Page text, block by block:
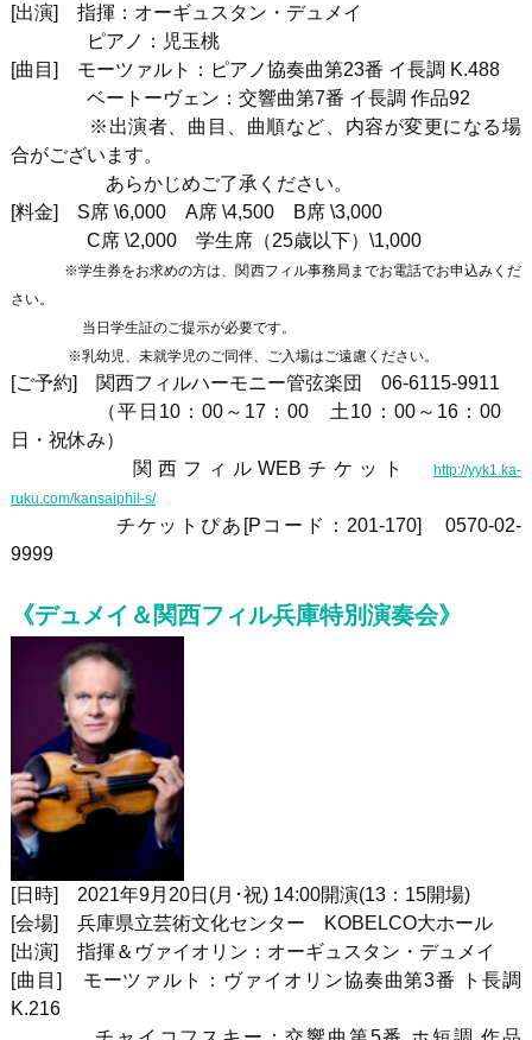
[出演] 指揮：オーギュスタン・デュメイ
ピアノ：児玉桃
[曲目] モーツァルト：ピアノ協奏曲第23番 イ長調 K.488
ベートーヴェン ：交響曲第7番 イ長調 作品92
※出演者、曲目、曲順など、内容が変更になる場
合がございます。
あらかじめご了承ください。
[料金] S席 \6,000 A席 \4,500 B席 \3,000
C席 \2,000 学生席（25歳以下）\1,000
※学生券をお求めの方は、関西フィル事務局までお電話でお申込みくだ
さい。
当日学生証のご提示が必要です。
※乳幼児、未就学児のご同伴、ご入場はご遠慮ください。
[ご予約] 関西フィルハーモニー管弦楽団 06-6115-9911
（平日10：00～17：00 土10：00～16：00
日・祝休み）
関西フィルWEBチケットhttp://yyk1.ka-
ruku.com/kansaiphil-s/
チケットぴあ[Pコード：201-170] 0570-02-
9999
《デュメイ＆関西フィル兵庫特別演奏会》
[日時] 2021年9月20日(月･祝) 14:00開演(13：15開場)
[会場] 兵庫県立芸術文化センター KOBELCO大ホール
[出演] 指揮＆ヴァイオリン：オーギュスタン・デュメイ
[曲目] モーツァルト：ヴァイオリン協奏曲第3番 ト長調
K.216